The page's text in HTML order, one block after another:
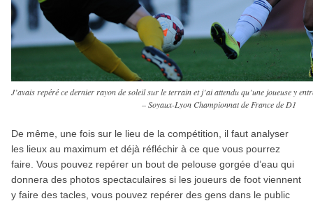
J’avais repéré ce dernier rayon de soleil sur le terrain et j’ai attendu qu’une joueuse y
– Soyaux-Lyon Championnat de France de D1
De même, une fois sur le lieu de la compétition, il faut analyser
les lieux au maximum et déjà réfléchir à ce que vous pourrez
faire. Vous pouvez repérer un bout de pelouse gorgée d’eau qui
donnera des photos spectaculaires si les joueurs de foot viennent
y faire des tacles, vous pouvez repérer des gens dans le public